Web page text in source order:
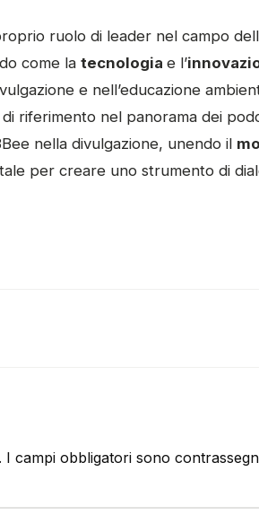
ruolo di leader nel campo
come la tecnologia e l’
e nell’educazione
riferimento nel panorama dei
nella divulgazione, unendo il
per creare uno strumento di
I campi obbligatori sono